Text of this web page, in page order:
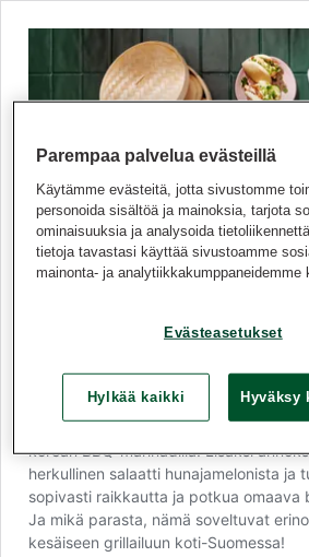
Lähde makumatkalle Aasiaan – nämä
Kaakkois-aasialaisesta katukeittiöstä!
väliin grillataan Snellmanin nopeita ja
jotka on valmiiksi maustettu
korean BBQ-marinadilla. Lisäksi
herkullinen salaatti hunajamelonista ja
sopivasti raikkautta ja potkua omaava
Ja mikä parasta, nämä soveltuvat
kesäiseen grillailuun koti-Suomessa!
Parempaa palvelua evästeillä
Käytämme evästeitä, jotta sivustomme
personoida sisältöä ja mainoksia, tarjota
ominaisuuksia ja analysoida
tietoja tavastasi käyttää sivustoamme
mainonta- ja analytiikkakumppaneidemme
Evästeasetukset
Hylkää kaikki Hyväksy